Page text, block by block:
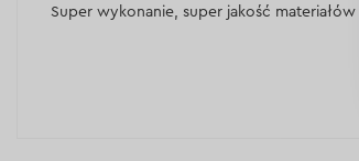
Super wykonanie, super jakość